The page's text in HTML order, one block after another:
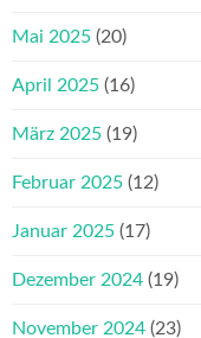
Mai 2025 (20)
April 2025 (16)
März 2025 (19)
Februar 2025 (12)
Januar 2025 (17)
Dezember 2024 (19)
November 2024 (23)